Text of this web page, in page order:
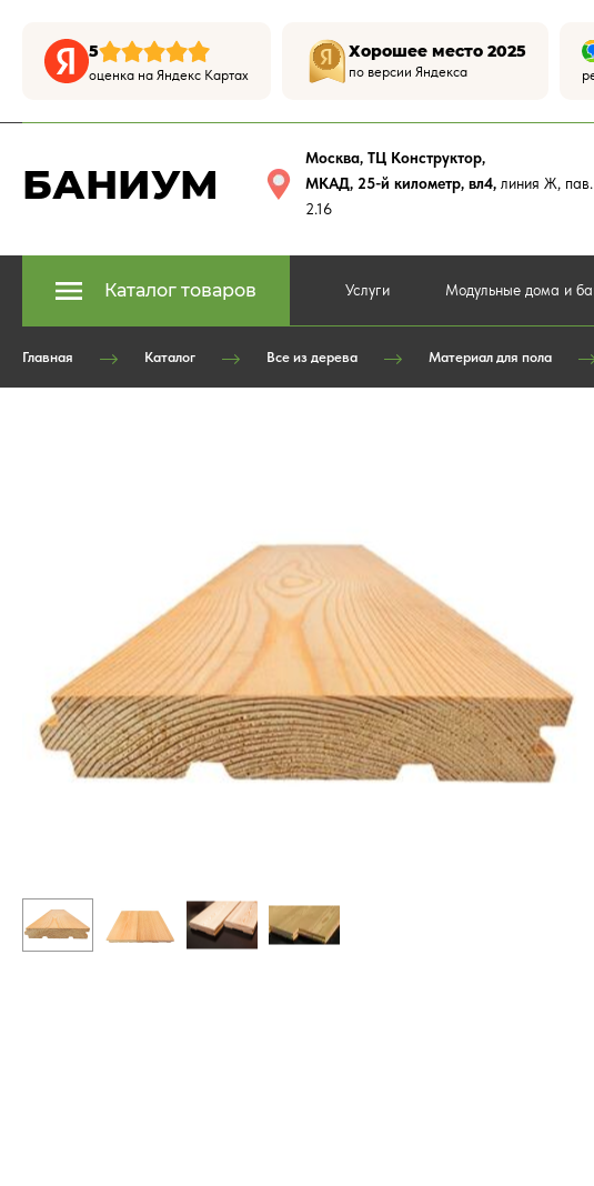
5
оценка на Яндекс Картах
Хорошее место 2025
по версии Яндекса
БАНИУМ
Москва, ТЦ Конструктор,
МКАД, 25-й километр, вл4, линия Ж, пав.
2.16
Каталог товаров Услуги Модульные дома и
Главная Каталог Все из дерева Материал для пола